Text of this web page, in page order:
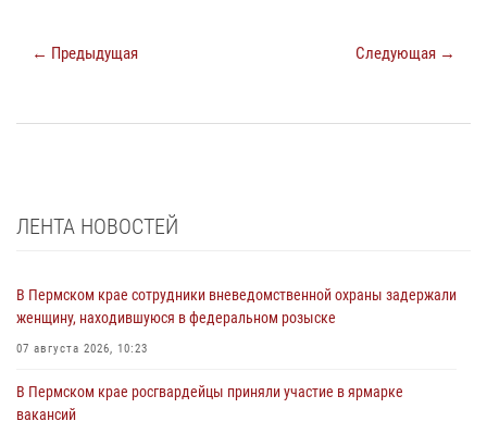
← Предыдущая Следующая →
ЛЕНТА НОВОСТЕЙ
В Пермском крае сотрудники вневедомственной охраны задержали
женщину, находившуюся в федеральном розыске
07 августа 2026, 10:23
В Пермском крае росгвардейцы приняли участие в ярмарке
вакансий